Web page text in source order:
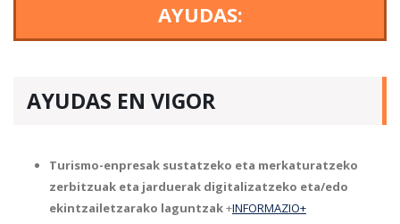
AYUDAS:
AYUDAS EN VIGOR
Turismo-enpresak sustatzeko eta merkaturatzeko
zerbitzuak eta jarduerak digitalizatzeko eta/edo
ekintzailetzarako laguntzak+INFORMAZIO+